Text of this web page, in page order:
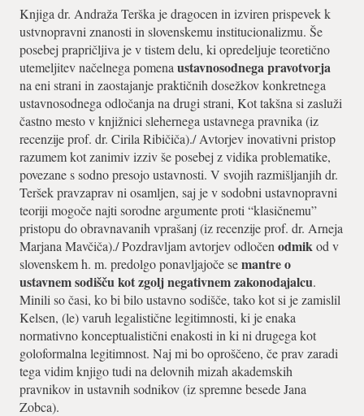
Knjiga dr. Andraža Terška je dragocen in izviren prispevek k
ustvnopravni znanosti in slovenskemu institucionalizmu. Še
posebej prapričljiva je v tistem delu, ki opredeljuje teoretično
utemeljitev načelnega pomena ustavnosodnega pravotvorja
na eni strani in zaostajanje praktičnih dosežkov konkretnega
ustavnosodnega odločanja na drugi strani, Kot takšna si zasluži
častno mesto v knjižnici slehernega ustavnega pravnika (iz
recenzije prof. dr. Cirila Ribičiča)./ Avtorjev inovativni pristop
razumem kot zanimiv izziv še posebej z vidika problematike,
povezane s sodno presojo ustavnosti. V svojih razmišljanjih dr.
Teršek pravzaprav ni osamljen, saj je v sodobni ustavnopravni
teoriji mogoče najti sorodne argumente proti “klasičnemu”
pristopu do obravnavanih vprašanj (iz recenzije prof. dr. Arneja
Marjana Mavčiča)./ Pozdravljam avtorjev odločen odmikod v
slovenskem h. m. predolgo ponavljajoče semantre o
ustavnem sodišču kot zgolj negativnem zakonodajalcu.
Minili so časi, ko bi bilo ustavno sodišče, tako kot si je zamislil
Kelsen, (le) varuh legalistične legitimnosti, ki je enaka
normativno konceptualistični enakosti in ki ni drugega kot
goloformalna legitimnost. Naj mi bo oproščeno, če prav zaradi
tega vidim knjigo tudi na delovnih mizah akademskih
pravnikov in ustavnih sodnikov (iz spremne besede Jana
Zobca).